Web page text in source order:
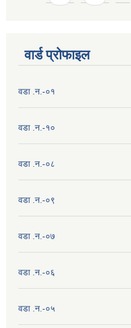
वार्ड प्राेफाइल
वडा .न.-०१
वडा .न.-१०
वडा .न.-०८
वडा .न.-०९
वडा .न.-०७
वडा .न.-०६
वडा .न.-०५